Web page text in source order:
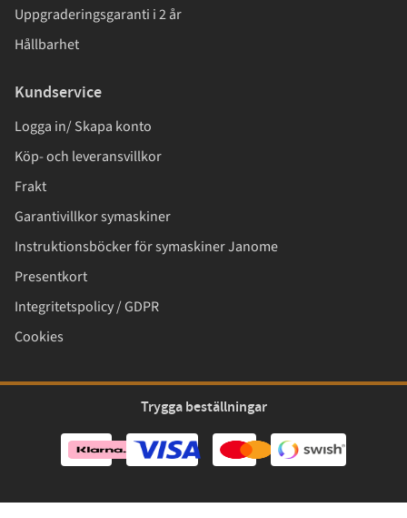
Uppgraderingsgaranti i 2 år
Hållbarhet
Kundservice
Logga in/ Skapa konto
Köp- och leveransvillkor
Frakt
Garantivillkor symaskiner
Instruktionsböcker för symaskiner Janome
Presentkort
Integritetspolicy / GDPR
Cookies
Trygga beställningar